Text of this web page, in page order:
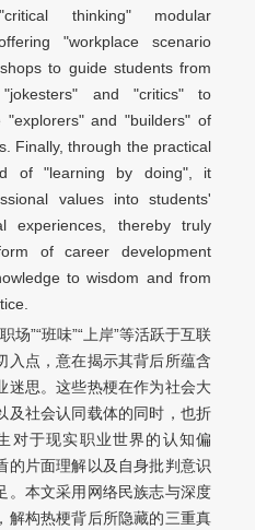
thinking" modular
"workplace scenario
to guide students from
and "critics" to
"explorers" and "builders" of
Finally, through the practical
of "learning by doing", it
values into students'
experiences, thereby truly
of career development
to wisdom and from
场”“班味”“上岸”等活跃于互联
入点，意在揭示其背后所蕴含
迷思。这些热梗在作为社会大
及社会认同载体的同时，也折
对于现实职业世界的认知偏
的片面理解以及自身批判意识
。本文采用网络民族志与深度
解构热梗背后所隐藏的三重真